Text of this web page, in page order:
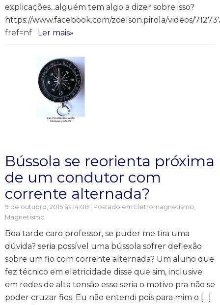
explicações...alguém tem algo a dizer sobre isso?
https://www.facebook.com/zoelson.pirola/videos/
fref=nf Ler mais»
Bússola se reorienta próxima
de um condutor com
corrente alternada?
9 de outubro, 2015 às 14:08 | Postado em Eletromagnetismo,
Magnetismo
Boa tarde caro professor, se puder me tira uma
dúvida? seria possível uma bússola sofrer deflexão
sobre um fio com corrente alternada? Um aluno que
fez técnico em eletricidade disse que sim, inclusive
em redes de alta tensão esse seria o motivo pra não se
poder cruzar fios. Eu não entendi pois para mim o […]